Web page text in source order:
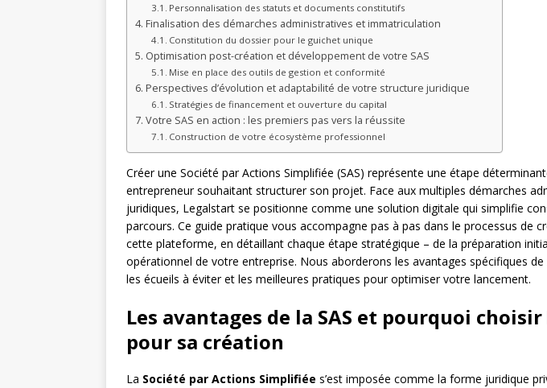
Personnalisation des statuts et documents constitutifs
Finalisation des démarches administratives et immatriculation
Constitution du dossier pour le guichet unique
Optimisation post-création et développement de votre SAS
Mise en place des outils de gestion et conformité
Perspectives d’évolution et adaptabilité de votre structure juridique
Stratégies de financement et ouverture du capital
Votre SAS en action : les premiers pas vers la réussite
Construction de votre écosystème professionnel
Créer une Société par Actions Simplifiée (SAS) représente une étape
entrepreneur souhaitant structurer son projet. Face aux multiples démarches
juridiques, Legalstart se positionne comme une solution digitale qui simplifie
parcours. Ce guide pratique vous accompagne pas à pas dans le processus de
cette plateforme, en détaillant chaque étape stratégique – de la préparation
opérationnel de votre entreprise. Nous aborderons les avantages spécifiques
les écueils à éviter et les meilleures pratiques pour optimiser votre lancement.
Les avantages de la SAS et pourquoi
pour sa création
La Société par Actions Simplifiée s’est imposée comme la forme juridique